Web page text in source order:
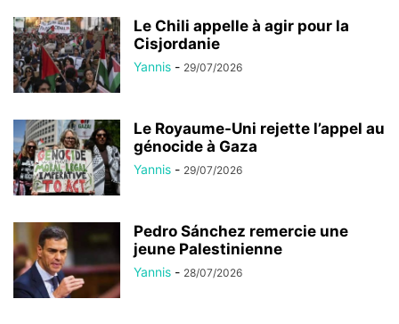
Le Chili appelle à agir pour la
Cisjordanie
Yannis - 29/07/2026
Le Royaume-Uni rejette l’appel au
génocide à Gaza
Yannis - 29/07/2026
Pedro Sánchez remercie une
jeune Palestinienne
Yannis - 28/07/2026